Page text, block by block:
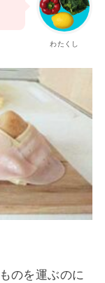
わたくし
のを運ぶのに